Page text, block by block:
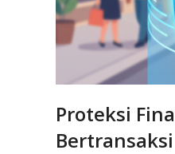
Proteksi